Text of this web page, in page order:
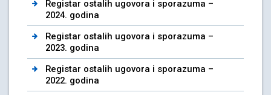
Registar ostalih ugovora i sporazuma –
2024. godina
Registar ostalih ugovora i sporazuma –
2023. godina
Registar ostalih ugovora i sporazuma –
2022. godina